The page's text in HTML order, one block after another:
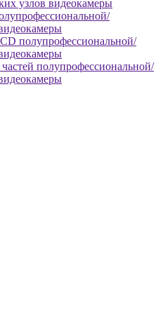
узлов видеокамеры
полупрофессиональной/
полупрофессиональной/